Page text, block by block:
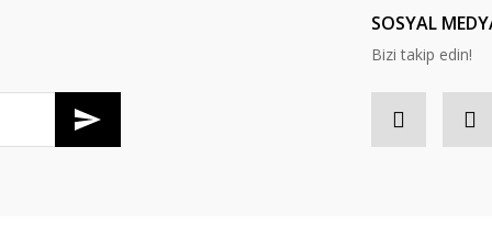
SOSYAL
Bizi takip edin!